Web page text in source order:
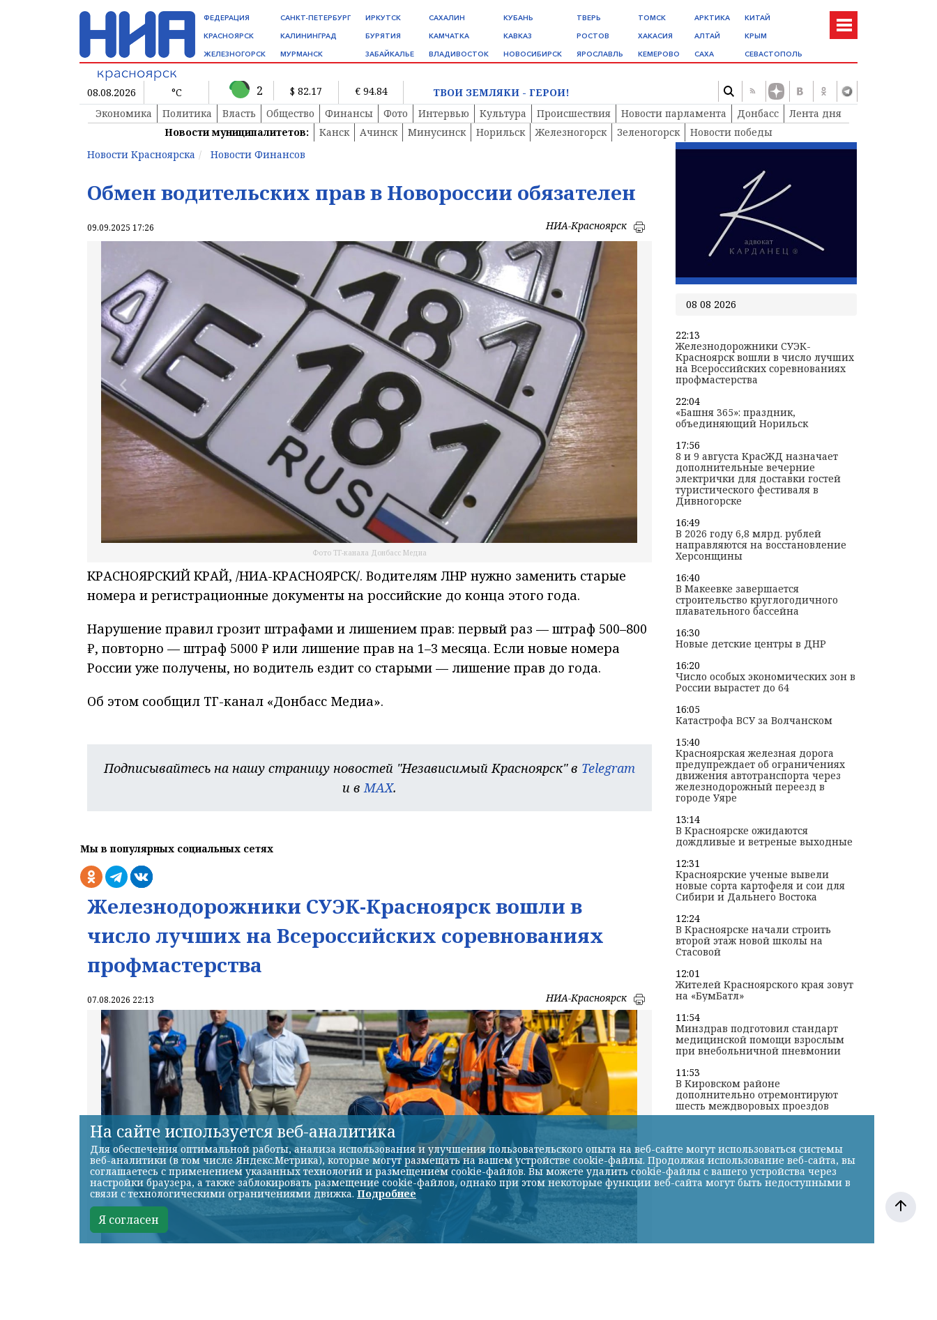
ФЕДЕРАЦИЯ
КРАСНОЯРСК
ЖЕЛЕЗНОГОРСК
САНКТ-ПЕТЕРБУРГ
КАЛИНИНГРАД
МУРМАНСК
ИРКУТСК
БУРЯТИЯ
ЗАБАЙКАЛЬЕ
САХАЛИН
КАМЧАТКА
ВЛАДИВОСТОК
КУБАНЬ
КАВКАЗ
НОВОСИБИРСК
ТВЕРЬ
РОСТОВ
ЯРОСЛАВЛЬ
ТОМСК
ХАКАСИЯ
КЕМЕРОВО
АРКТИКА
АЛТАЙ
САХА
КИТАЙ
КРЫМ
СЕВАСТОПОЛЬ
08.08.2026 °C 2 $ 82.17 € 94.84
ТВОИ ЗЕМЛЯКИ - ГЕРОИ!
Экономика
Политика Власть Общество Финансы Фото Интервью Культура Происшествия Новости парламента Донбасс
Лента дня
Новости муниципалитетов:
Канск Ачинск Минусинск Норильск Железногорск Зеленогорск
Новости победы
Новости Красноярска
Новости Финансов
Обмен водительских прав в Новороссии обязателен
09.09.2025 17:26 НИА-Красноярск
Фото ТГ-канала Донбасс Медиа
КРАСНОЯРСКИЙ КРАЙ, /НИА-КРАСНОЯРСК/. Водителям ЛНР нужно заменить старые
номера и регистрационные документы на российские до конца этого года.
Нарушение правил грозит штрафами и лишением прав: первый раз — штраф 500–800
₽, повторно — штраф 5000 ₽ или лишение прав на 1–3 месяца. Если новые номера
России уже получены, но водитель ездит со старыми — лишение прав до года.
Об этом сообщил ТГ-канал «Донбасс Медиа».
Подписывайтесь на нашу страницу новостей "Независимый Красноярск" в Telegram
и в MAX.
Мы в популярных социальных сетях
Железнодорожники СУЭК-Красноярск вошли в
число лучших на Всероссийских соревнованиях
профмастерства
07.08.2026 22:13 НИА-Красноярск
08 08 2026
22:13
Железнодорожники СУЭК-
Красноярск вошли в число лучших
на Всероссийских соревнованиях
профмастерства
22:04
«Башня 365»: праздник,
объединяющий Норильск
17:56
8 и 9 августа КрасЖД назначает
дополнительные вечерние
электрички для доставки гостей
туристического фестиваля в
Дивногорске
16:49
В 2026 году 6,8 млрд. рублей
направляются на восстановление
Херсонщины
16:40
В Макеевке завершается
строительство круглогодичного
плавательного бассейна
16:30
Новые детские центры в ДНР
16:20
Число особых экономических зон в
России вырастет до 64
16:05
Катастрофа ВСУ за Волчанском
15:40
Красноярская железная дорога
предупреждает об ограничениях
движения автотранспорта через
железнодорожный переезд в
городе Уяре
13:14
В Красноярске ожидаются
дождливые и ветреные выходные
12:31
Красноярские ученые вывели
новые сорта картофеля и сои для
Сибири и Дальнего Востока
12:24
В Красноярске начали строить
второй этаж новой школы на
Стасовой
12:01
Жителей Красноярского края зовут
на «БумБатл»
11:54
Минздрав подготовил стандарт
медицинской помощи взрослым
при внебольничной пневмонии
11:53
В Кировском районе
дополнительно отремонтируют
шесть междворовых проездов
На сайте используется веб-аналитика
Для обеспечения оптимальной работы, анализа использования и улучшения пользовательского опыта на веб-сайте могут использоваться системы
веб-аналитики (в том числе Яндекс.Метрика), которые могут размещать на вашем устройстве cookie-файлы. Продолжая использование веб-сайта, вы
соглашаетесь с применением указанных технологий и размещением cookie-файлов. Вы можете удалить cookie-файлы с вашего устройства через
настройки браузера, а также заблокировать размещение cookie-файлов, однако при этом некоторые функции веб-сайта могут быть недоступными в
связи с технологическими ограничениями движка. Подробнее
Я согласен